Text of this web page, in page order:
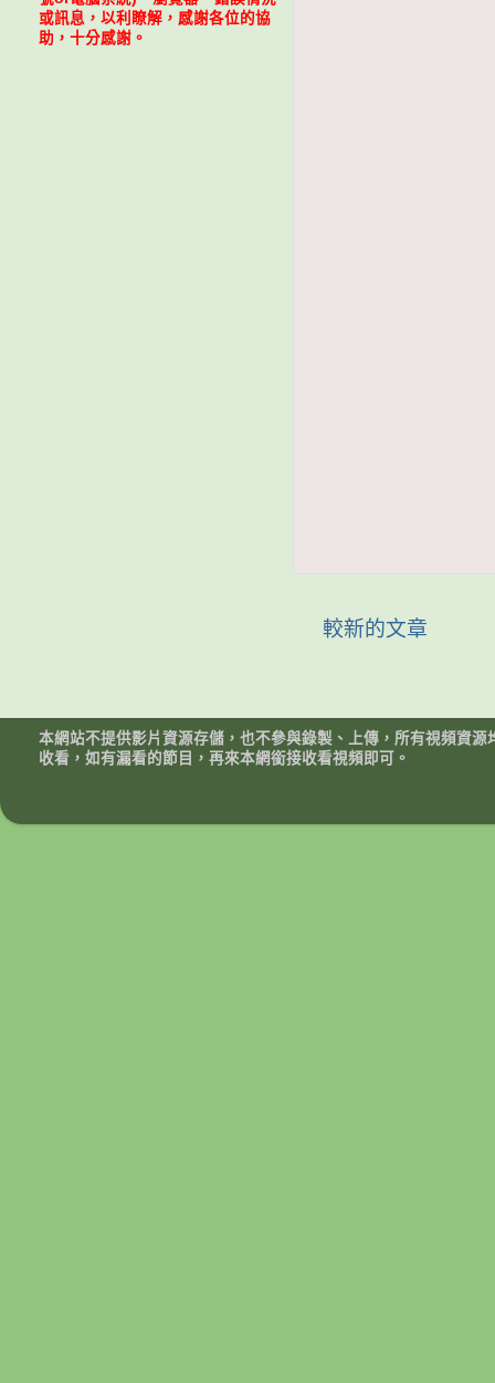
較新的文章
或訊息，以利瞭解，感謝各位的協
助，十分感謝。
本網站不提供影片資源存儲，也不參與錄製、上傳，所有視頻資
收看，如有漏看的節目，再來本網銜接收看視頻即可。